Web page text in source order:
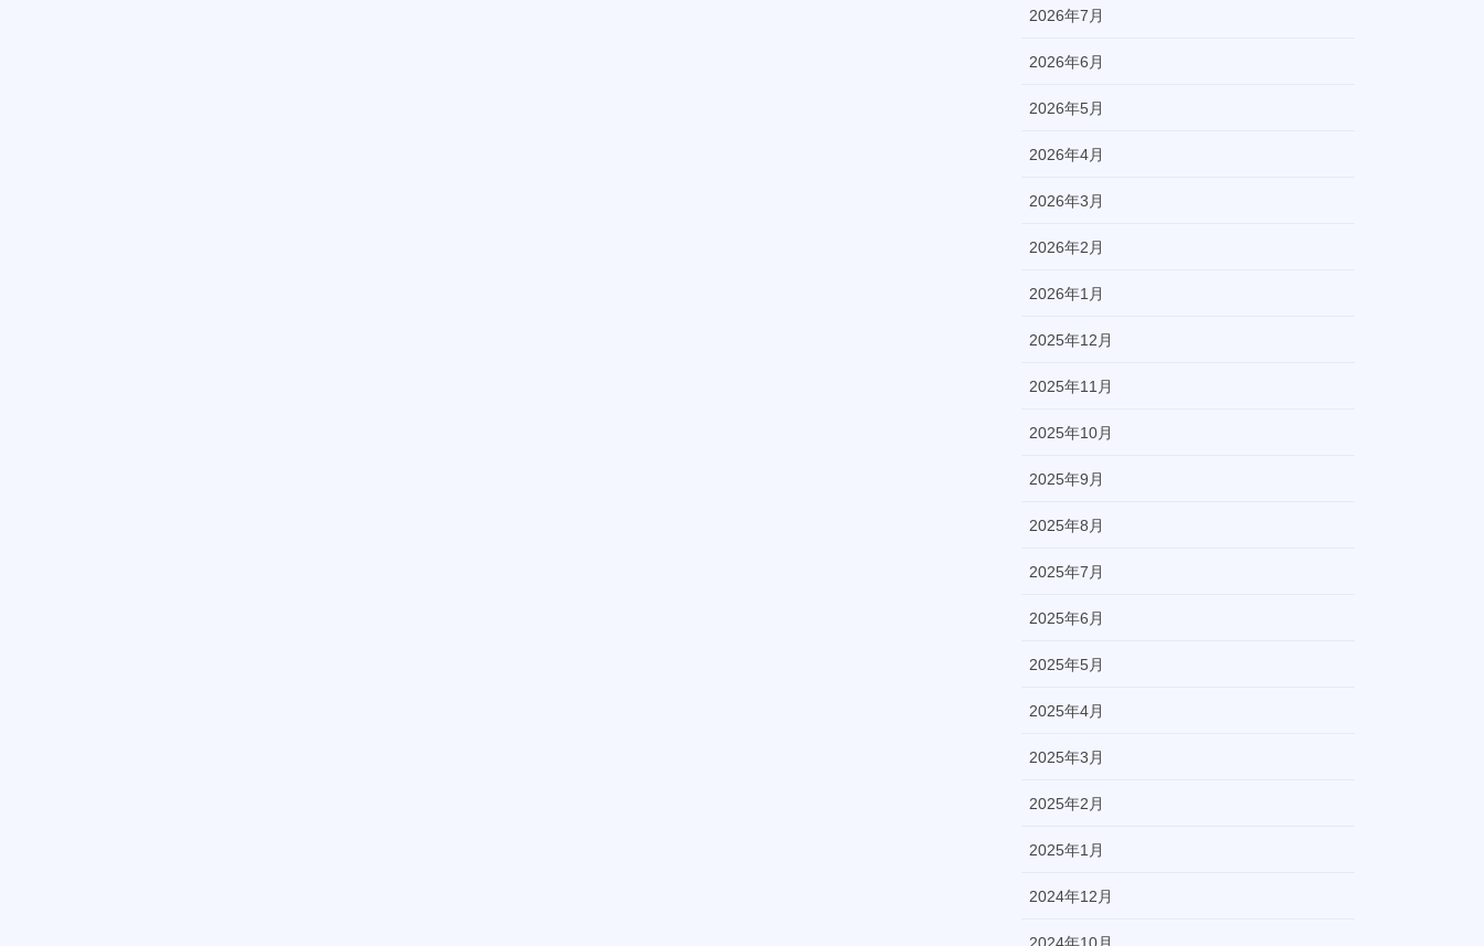
2026年7月
2026年6月
2026年5月
2026年4月
2026年3月
2026年2月
2026年1月
2025年12月
2025年11月
2025年10月
2025年9月
2025年8月
2025年7月
2025年6月
2025年5月
2025年4月
2025年3月
2025年2月
2025年1月
2024年12月